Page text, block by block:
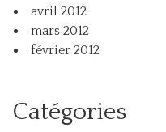
avril 2012
mars 2012
février 2012
Catégories